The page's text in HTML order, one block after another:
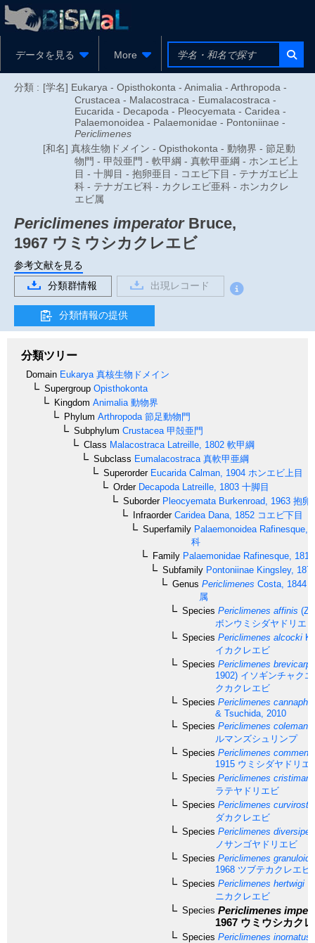
データを見る More
分類 : [学名] Eukarya - Opisthokonta - Animalia - Arthropoda -
Crustacea - Malacostraca - Eumalacostraca -
Eucarida - Decapoda - Pleocyemata - Caridea -
Palaemonoidea - Palaemonidae - Pontoniinae -
Periclimenes
[和名] 真核生物ドメイン - Opisthokonta - 動物界 - 節足動
物門 - 甲殻亜門 - 軟甲綱 - 真軟甲亜綱 - ホンエビ上
目 - 十脚目 - 抱卵亜目 - コエビ下目 - テナガエビ上
科 - テナガエビ科 - カクレエビ亜科 - ホンカクレ
エビ属
Periclimenes imperatorBruce,
1967 ウミウシカクレエビ
参考文献を見る
分類群情報
出現レコード
分類情報の提供
分類ツリー
Domain Eukarya 真核生物ドメイン
Supergroup Opisthokonta
Kingdom Animalia 動物界
Phylum Arthropoda 節足動物門
Subphylum Crustacea 甲殻亜門
Class Malacostraca Latreille, 1802 軟甲綱
Subclass Eumalacostraca 真軟甲亜綱
SuperorderEucarida Calman, 1904 ホンエビ上目
OrderDecapoda Latreille, 1803 十脚目
SuborderPleocyemata Burkenroad, 1963 抱卵
InfraorderCaridea Dana, 1852 コエビ下目
Superfamily Palaemonoidea Rafinesque,
科
Family Palaemonidae Rafinesque, 1815
Subfamily Pontoniinae Kingsley,
Genus Periclimenes Costa, 1844
属
Species Periclimenes affinis
ボンウミシダヤドリエビ
Species Periclimenes alcocki
イカクレエビ
Species Periclimenes
1902) イソギンチャク
クカクレエビ
Species Periclimenes
& Tsuchida, 2010
Species Periclimenes colemani
ルマンズシュリンプ
Species Periclimenes
1915 ウミシダヤドリエ
Species Periclimenes
ラテヤドリエビ
Species Periclimenes
ダカクレエビ
Species Periclimenes diversipes
ノサンゴヤドリエビ
Species Periclimenes
1968 ツブテカクレエビ
Species Periclimenes hertwigi
ニカクレエビ
Species Periclimenes
1967 ウミウシカク
Species Periclimenes inornatus